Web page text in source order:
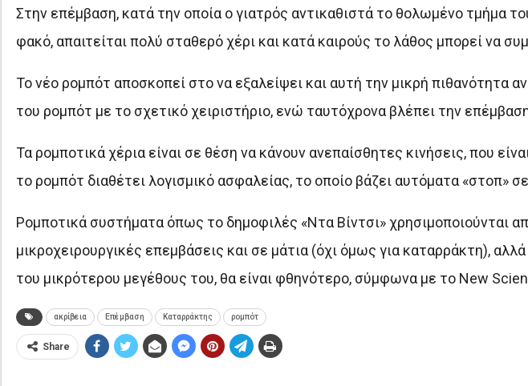
Στην επέμβαση, κατά την οποία ο γιατρός αντικαθιστά το θολωμένο τμήμα
φακό, απαιτείται πολύ σταθερό χέρι και κατά καιρούς το λάθος μπορεί να
Το νέο ρομπότ αποσκοπεί στο να εξαλείψει και αυτή την μικρή πιθανότητα
του ρομπότ με το σχετικό χειριστήριο, ενώ ταυτόχρονα βλέπει την
Τα ρομποτικά χέρια είναι σε θέση να κάνουν ανεπαίσθητες κινήσεις, που
το ρομπότ διαθέτει λογισμικό ασφαλείας, το οποίο βάζει αυτόματα «στοπ»
Ρομποτικά συστήματα όπως το δημοφιλές «Ντα Βίντσι» χρησιμοποιούνται
μικροχειρουργικές επεμβάσεις και σε μάτια (όχι όμως για καταρράκτη),
του μικρότερου μεγέθους του, θα είναι φθηνότερο, σύμφωνα με το New
ακρίβεια Επέμβαση Καταρράκτης ρομπότ
Share